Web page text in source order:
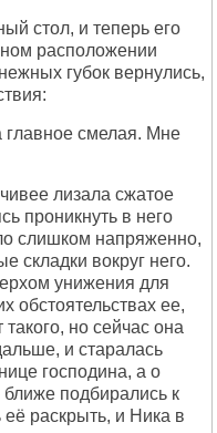
стол, и теперь его
расположении
губок вернулись,
главное смелая. Мне
лизала сжатое
проникнуть в него
слишком напряженно,
складки вокруг него.
унижения для
обстоятельствах ее,
но сейчас она
и старалась
господина, а о
подбирались к
раскрыть, и Ника в